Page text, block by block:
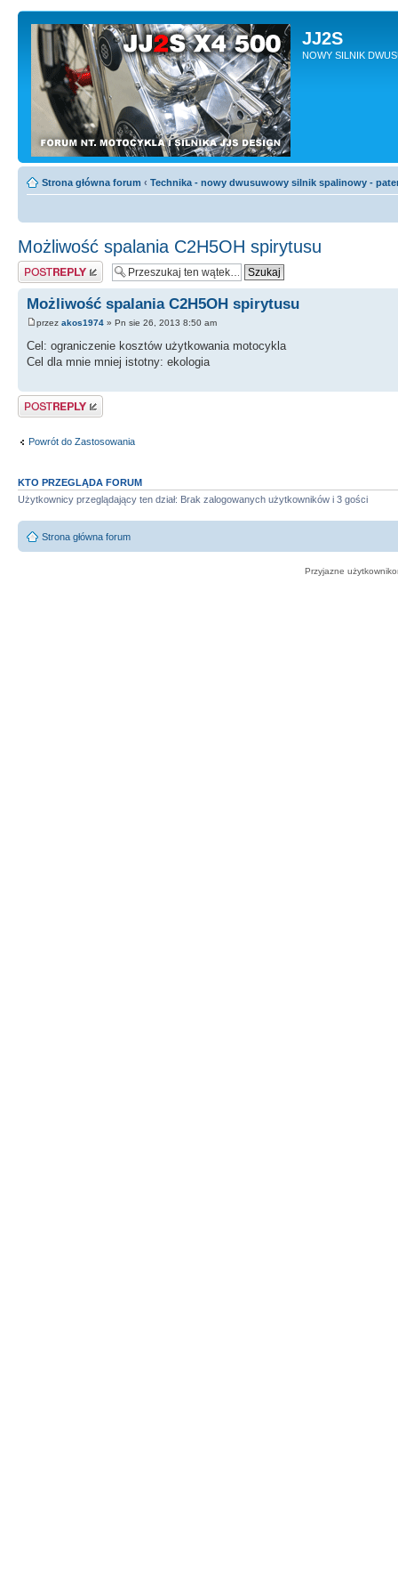
JJ2S
NOWY SILNIK
Strona główna forum ‹ Technika - nowy dwusuwowy silnik spalinowy -
Możliwość spalania C2H5OH spirytusu
Odpowiedz
Możliwość spalania C2H5OH spirytusu
przez akos1974 » Pn sie 26, 2013 8:50 am
Cel: ograniczenie kosztów użytkowania motocykla
Cel dla mnie mniej istotny: ekologia
Odpowiedz
Powrót do Zastosowania
KTO PRZEGLĄDA FORUM
Użytkownicy przeglądający ten dział: Brak zalogowanych użytkowników i 3 gości
Strona główna forum
Przyjazne